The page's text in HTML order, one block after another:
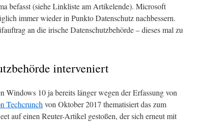
befasst (siehe Linkliste am Artikelende). Microsoft
immer wieder in Punkto Datenschutz nachbessern.
an die irische Datenschutzbehörde – dieses mal zu
interveniert
Windows 10 ja bereits länger wegen der Erfassung von
Techcrunch von Oktober 2017 thematisiert das zum
auf einen Reuter-Artikel gestoßen, der sich erneut mit